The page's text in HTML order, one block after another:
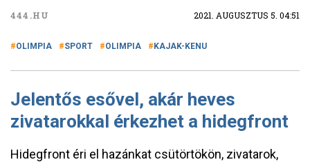
444.HU 2021. AUGUSZTUS 5. 04:51
OLIMPIA SPORT OLIMPIA KAJAK-KENU
Jelentős esővel, akár heves
zivatarokkal érkezhet a hidegfront
Hidegfront éri el hazánkat csütörtökön, zivatarok,